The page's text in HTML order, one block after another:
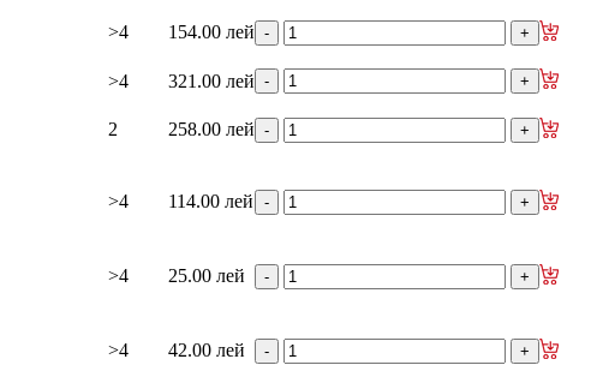
>4 154.00 лей
>4 321.00 лей
2 258.00 лей
>4 114.00 лей
>4 25.00 лей
>4 42.00 лей